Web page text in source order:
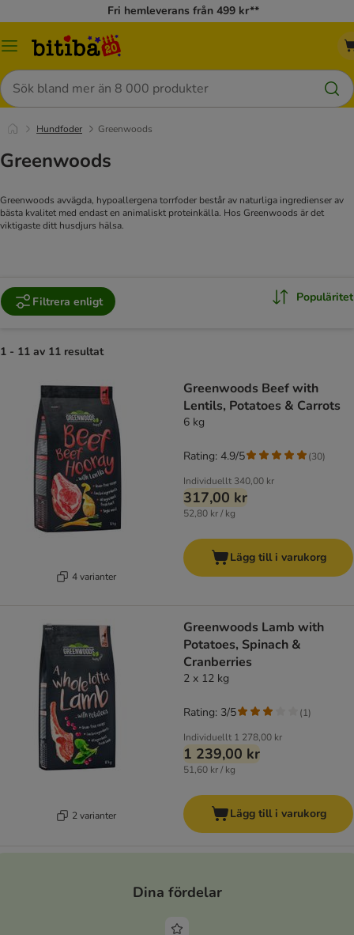
Fri hemleverans från 499 kr**
Meny
Sök
Hundfoder Greenwoods
Greenwoods
Greenwoods avvägda, hypoallergena torrfoder består av naturliga ingredienser av
bästa kvalitet med endast en animaliskt proteinkälla. Hos Greenwoods är det
viktigaste ditt husdjurs hälsa.
Filtrera enligt Populäritet
1 - 11 av 11 resultat
4 varianter
Greenwoods Beef with
Lentils, Potatoes & Carrots
6 kg
Individuellt 340,00 kr
317,00 kr
52,80 kr / kg
Rating: 4.9/5 (30)
Lägg till i varukorg
2 varianter
Greenwoods Lamb with
Potatoes, Spinach &
Cranberries
2 x 12 kg
Individuellt 1 278,00 kr
1 239,00 kr
51,60 kr / kg
Rating: 3/5 (1)
Lägg till i varukorg
Dina fördelar